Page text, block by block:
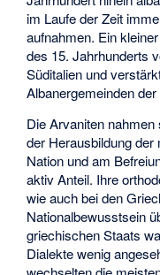
im Laufe der Zeit
aufnahmen. Ein
des 15. Jahrhunderts
Süditalien und
Albanergemeinden
Die Arvaniten
der Herausbildung
Nation und am
aktiv Anteil. Ihre
wie auch bei den
Nationalbewusstsein
griechischen Staats
Dialekte wenig